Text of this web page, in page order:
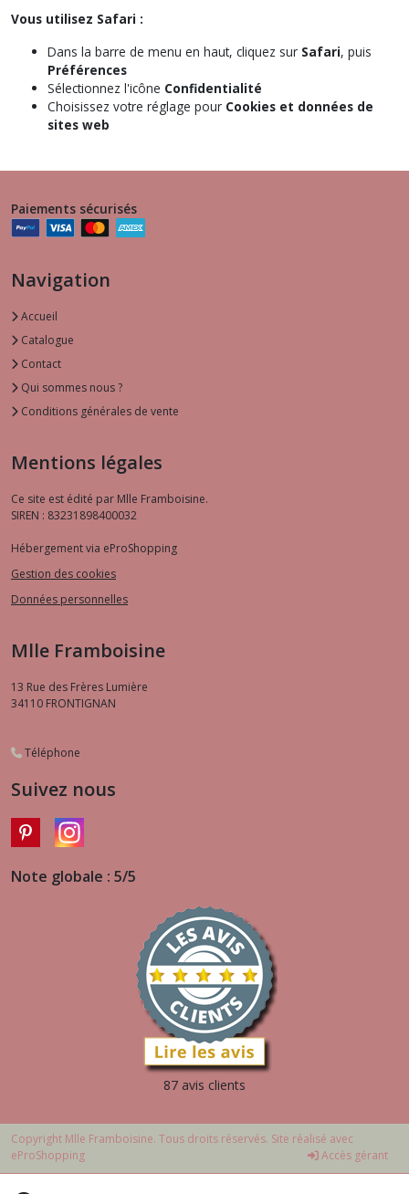
Vous utilisez Safari :
Dans la barre de menu en haut, cliquez sur Safari, puis
Préférences
Sélectionnez l'icône Confidentialité
Choisissez votre réglage pour Cookies et données de
sites web
Paiements sécurisés
Navigation
Accueil
Catalogue
Contact
Qui sommes nous ?
Conditions générales de vente
Mentions légales
Ce site est édité par Mlle Framboisine.
SIREN : 83231898400032
Hébergement via eProShopping
Gestion des cookies
Données personnelles
Mlle Framboisine
13 Rue des Frères Lumière
34110 FRONTIGNAN
Téléphone
Suivez nous
Note globale : 5/5
87 avis clients
Copyright Mlle Framboisine. Tous droits réservés. Site réalisé avec
eProShopping
Accès gérant